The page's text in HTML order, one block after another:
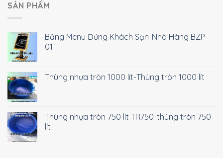
SẢN PHẨM
Bảng Menu Đứng Khách Sạn-Nhà Hàng BZP-
01
Thùng nhựa tròn 1000 lít-Thùng tròn 1000 lít
Thùng nhựa tròn 750 lít TR750-thùng tròn 750
lít